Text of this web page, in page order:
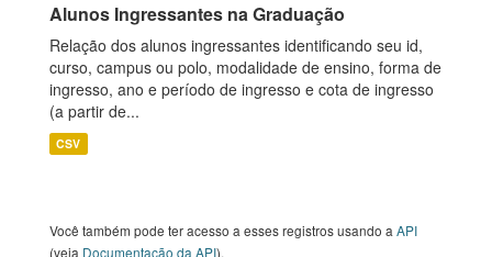
Alunos Ingressantes na Graduação
Relação dos alunos ingressantes identificando seu id,
curso, campus ou polo, modalidade de ensino, forma de
ingresso, ano e período de ingresso e cota de ingresso
(a partir de...
CSV
Você também pode ter acesso a esses registros usando a API
(veja Documentação da API).